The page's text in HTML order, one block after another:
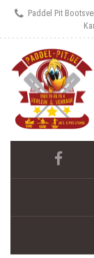
Paddel Pit